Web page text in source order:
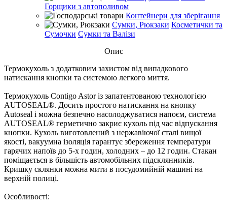
Горщики з автополивом
Контейнери для зберігання
Сумки, Рюкзаки Косметички та
Сумочки Сумки та Валізи
Опис
Термокухоль з додатковим захистом від випадкового
натискання кнопки та системою легкого миття.
Термокухоль Contigo Astor із запатентованою технологією
AUTOSEAL®. Досить простого натискання на кнопку
Autoseal і можна безпечно насолоджуватися напоєм, система
AUTOSEAL® герметично закриє кухоль під час відпускання
кнопки. Кухоль виготовлений з нержавіючої сталі вищої
якості, вакуумна ізоляція гарантує збереження температури
гарячих напоїв до 5-х годин, холодних – до 12 годин. Стакан
поміщається в більшість автомобільних підсклянників.
Кришку склянки можна мити в посудомийній машині на
верхній полиці.
Особливості: